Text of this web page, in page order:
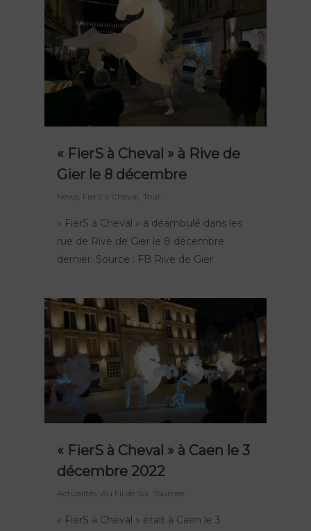
« FierS à Cheval » à Rive de
Gier le 8 décembre
News FierS à Cheval Tour
« FierS à Cheval » a déambulé dans les
rue de Rive de Gier le 8 décembre
dernier. Source : FB Rive de Gier
« FierS à Cheval » à Caen le 3
décembre 2022
Actualités Au Fil de Soi Tournée
« FierS à Cheval » était à Caen le 3